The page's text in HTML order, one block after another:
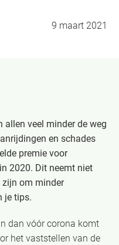
9 maart 2021
veel minder de weg
en schades
premie voor
2020. Dit neemt niet
zijn om minder
je tips.
dan vóór corona komt
het vaststellen van de